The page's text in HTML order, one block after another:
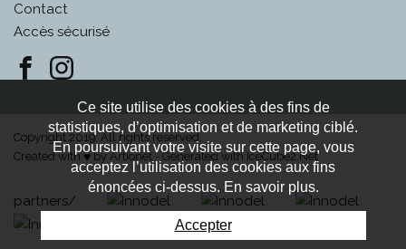
Contact
Accès sécurisé
Copyright 2019. All rights reserved.
Created with ♥byArtionet - Generated with IceCube2.Net
partners/
Ce site utilise des cookies à des fins de
statistiques, d’optimisation et de marketing ciblé.
En poursuivant votre visite sur cette page, vous
acceptez l’utilisation des cookies aux fins
énoncées ci-dessus. En savoir plus.
Accepter